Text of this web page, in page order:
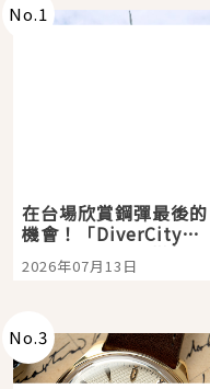
No.1
在台場欣賞鋼彈最後的
機會！「DiverCity
Tokyo Plaza」搭船、
購物、美食及夜景，一
2026年07月13日
No.3